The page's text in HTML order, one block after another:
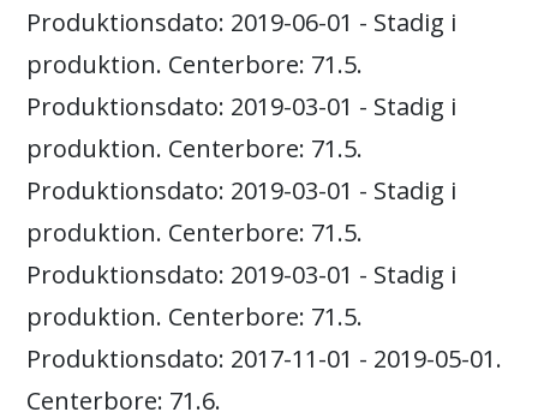
Produktionsdato: 2019-06-01 - Stadig i
produktion. Centerbore: 71.5.
Produktionsdato: 2019-03-01 - Stadig i
produktion. Centerbore: 71.5.
Produktionsdato: 2019-03-01 - Stadig i
produktion. Centerbore: 71.5.
Produktionsdato: 2019-03-01 - Stadig i
produktion. Centerbore: 71.5.
Produktionsdato: 2017-11-01 - 2019-05-01.
Centerbore: 71.6.